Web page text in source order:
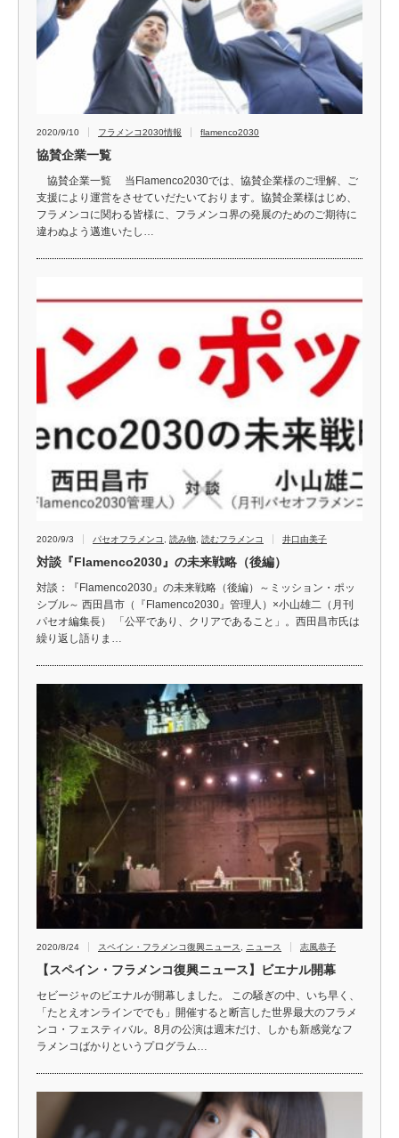
2020/9/10 フラメンコ2030情報 flamenco2030
協賛企業一覧
協賛企業一覧 当Flamenco2030では、協賛企業様のご理解、ご
支援により運営をさせていだたいております。協賛企業様はじめ、
フラメンコに関わる皆様に、フラメンコ界の発展のためのご期待に
違わぬよう邁進いたし…
2020/9/3 パセオフラメンコ 読み物 読むフラメンコ 井口由美子
対談『Flamenco2030』の未来戦略（後編）
対談：『Flamenco2030』の未来戦略（後編）～ミッション・ポッ
シブル～ 西田昌市（『Flamenco2030』管理人）×小山雄二（月刊
パセオ編集長） 「公平であり、クリアであること」。西田昌市氏は
繰り返し語りま…
2020/8/24 スペイン・フラメンコ復興ニュース ニュース 志風恭子
【スペイン・フラメンコ復興ニュース】ビエナル開幕
セビージャのビエナルが開幕しました。 この騒ぎの中、いち早く、
「たとえオンラインででも」開催すると断言した世界最大のフラメ
ンコ・フェスティバル。8月の公演は週末だけ、しかも新感覚なフ
ラメンコばかりというプログラム…